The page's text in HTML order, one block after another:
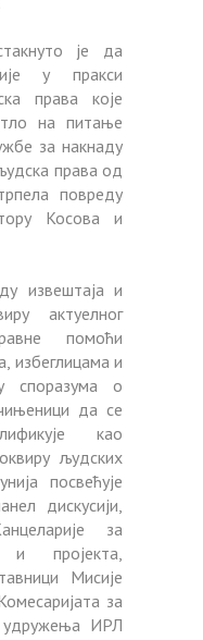
је да
у пракси
права које
на питање
за накнаду
права од
повреду
Косова и
извештаја и
актуелног
помоћи
избеглицама и
споразума о
да се
као
људских
посвећује
дискусији,
за
пројекта,
Мисије
за
удружења ИРЛ